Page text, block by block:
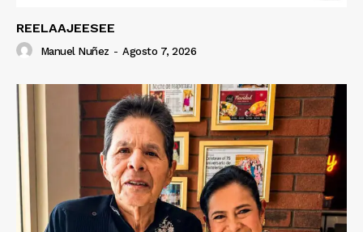
REELAAJEESEE
Manuel Nuñez - Agosto 7, 2026